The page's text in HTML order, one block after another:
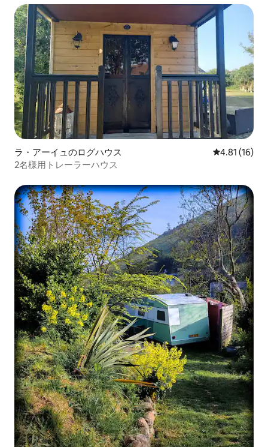
ラ・アーイュのログハウス レビュー16
4.81 (16)
2名様用トレーラーハウス